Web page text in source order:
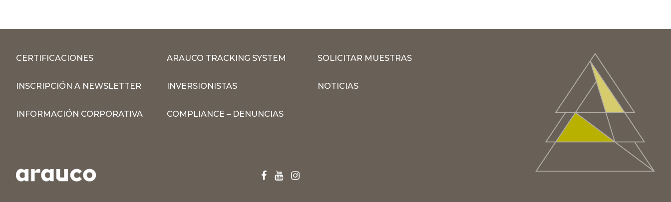
CERTIFICACIONES ARAUCO TRACKING SYSTEM SOLICITAR MUESTRAS
INSCRIPCIÓN A NEWSLETTER INVERSIONISTAS NOTICIAS
INFORMACIÓN CORPORATIVA COMPLIANCE – DENUNCIAS